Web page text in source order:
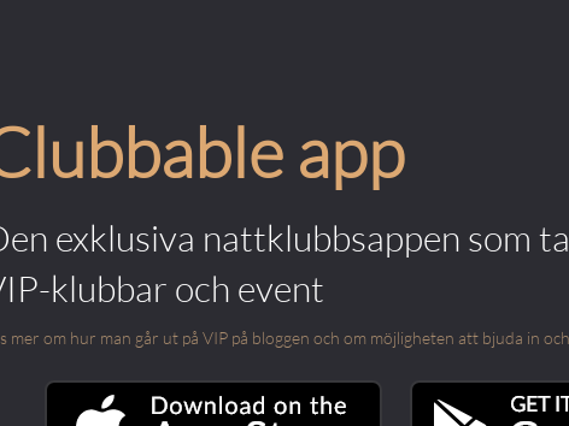
app
exklusiva nattklubbsappen som
klubbar och event
mer om hur man går ut på VIP på bloggen och om möjligheten att bjuda in